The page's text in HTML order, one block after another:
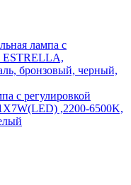
с регулировкой
,2200-6500K,